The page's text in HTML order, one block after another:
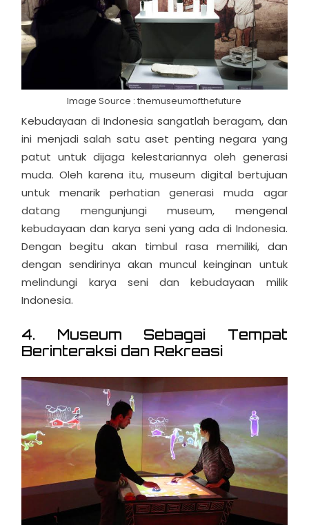
Image Source : themuseumofthefuture
Kebudayaan di Indonesia sangatlah beragam, dan
ini menjadi salah satu aset penting negara yang
patut untuk dijaga kelestariannya oleh generasi
muda. Oleh karena itu, museum digital bertujuan
untuk menarik perhatian generasi muda agar
datang mengunjungi museum, mengenal
kebudayaan dan karya seni yang ada di Indonesia.
Dengan begitu akan timbul rasa memiliki, dan
dengan sendirinya akan muncul keinginan untuk
melindungi karya seni dan kebudayaan milik
Indonesia.
4. Museum Sebagai Tempat
Berinteraksi dan Rekreasi